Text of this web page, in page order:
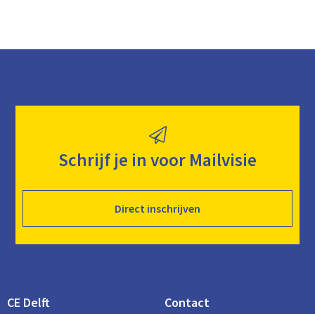
Schrijf je in voor Mailvisie
Direct inschrijven
CE Delft Contact